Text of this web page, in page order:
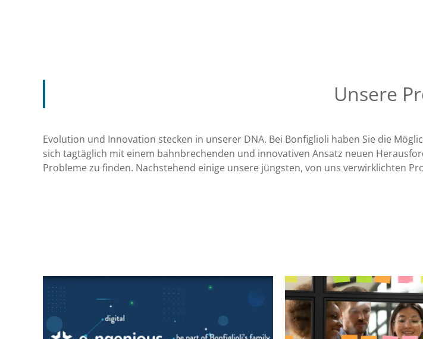
Unsere
Evolution und Innovation stecken in unserer DNA. Bei Bonfiglioli haben Sie die
sich tagtäglich mit einem bahnbrechenden und innovativen Ansatz neuen
Probleme zu finden. Nachstehend einige unsere jüngsten, von uns verwirklichten